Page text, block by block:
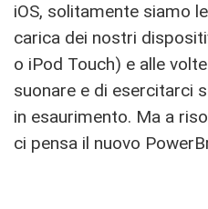
iOS, solitamente siamo
carica dei nostri
o iPod Touch) e alle
suonare e di esercitarci
in esaurimento. Ma a
ci pensa il nuovo